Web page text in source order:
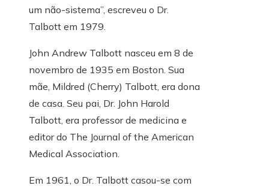
um não-sistema”, escreveu o Dr.
Talbott em 1979.
John Andrew Talbott nasceu em 8 de
novembro de 1935 em Boston. Sua
mãe, Mildred (Cherry) Talbott, era dona
de casa. Seu pai, Dr. John Harold
Talbott, era professor de medicina e
editor do The Journal of the American
Medical Association.
Em 1961, o Dr. Talbott casou-se com